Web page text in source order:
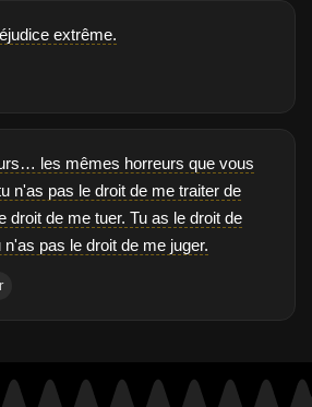
extrême.
les mêmes horreurs que vous
n'as pas le droit de me traiter de
droit de me tuer. Tu as le droit de
pas le droit de me juger.